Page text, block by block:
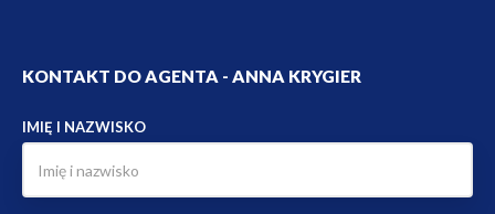
KONTAKT DO AGENTA - ANNA KRYGIER
IMIĘ I NAZWISKO